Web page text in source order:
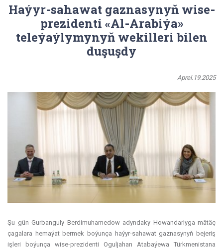
Haýyr-sahawat gaznasynyň wise-
prezidenti «Al-Arabiýa»
teleýaýlymynyň wekilleri bilen
duşuşdy
Aprel.19.2025
Şu gün Gurbanguly Berdimuhamedow adyndaky Howandarlyga mätäç
çagalara hemaýat bermek boýunça haýyr-sahawat gaznasynyň bejeriş
işleri boýunça wise-prezidenti Oguljahan Atabaýewa Türkmenistana